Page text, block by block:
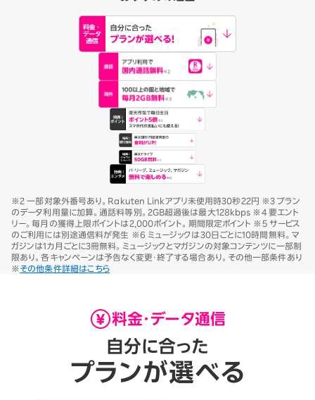
※2 一部対象外番号あり。Rakuten Linkアプリ未使用時30秒22円 ※3 プラン
のデータ利用量に加算。通話料等別。2GB超過後は最大128kbps ※4 要エント
リー。毎月の獲得上限ポイントは2,000ポイント。期間限定ポイント ※5 サービス
のご利用には別途通信料が発生 ※6 ミュージックは30日ごとに10時間無料。マ
ガジンは1カ月ごとに3冊無料。ミュージックとマガジンの対象コンテンツに一部制
限あり。各キャンペーンは予告なく変更・終了する場合あり。その他一部条件あり
※ その他条件詳細はこちら
料金・データ通信
自分に合った
プランが選べる